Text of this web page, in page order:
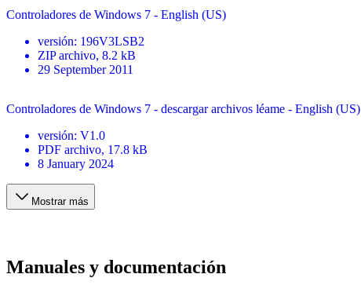
Controladores de Windows 7 - English (US)
versión: 196V3LSB2
ZIP archivo, 8.2 kB
29 September 2011
Controladores de Windows 7 - descargar archivos léame - English (US)
versión: V1.0
PDF archivo, 17.8 kB
8 January 2024
Mostrar más
Manuales y documentación